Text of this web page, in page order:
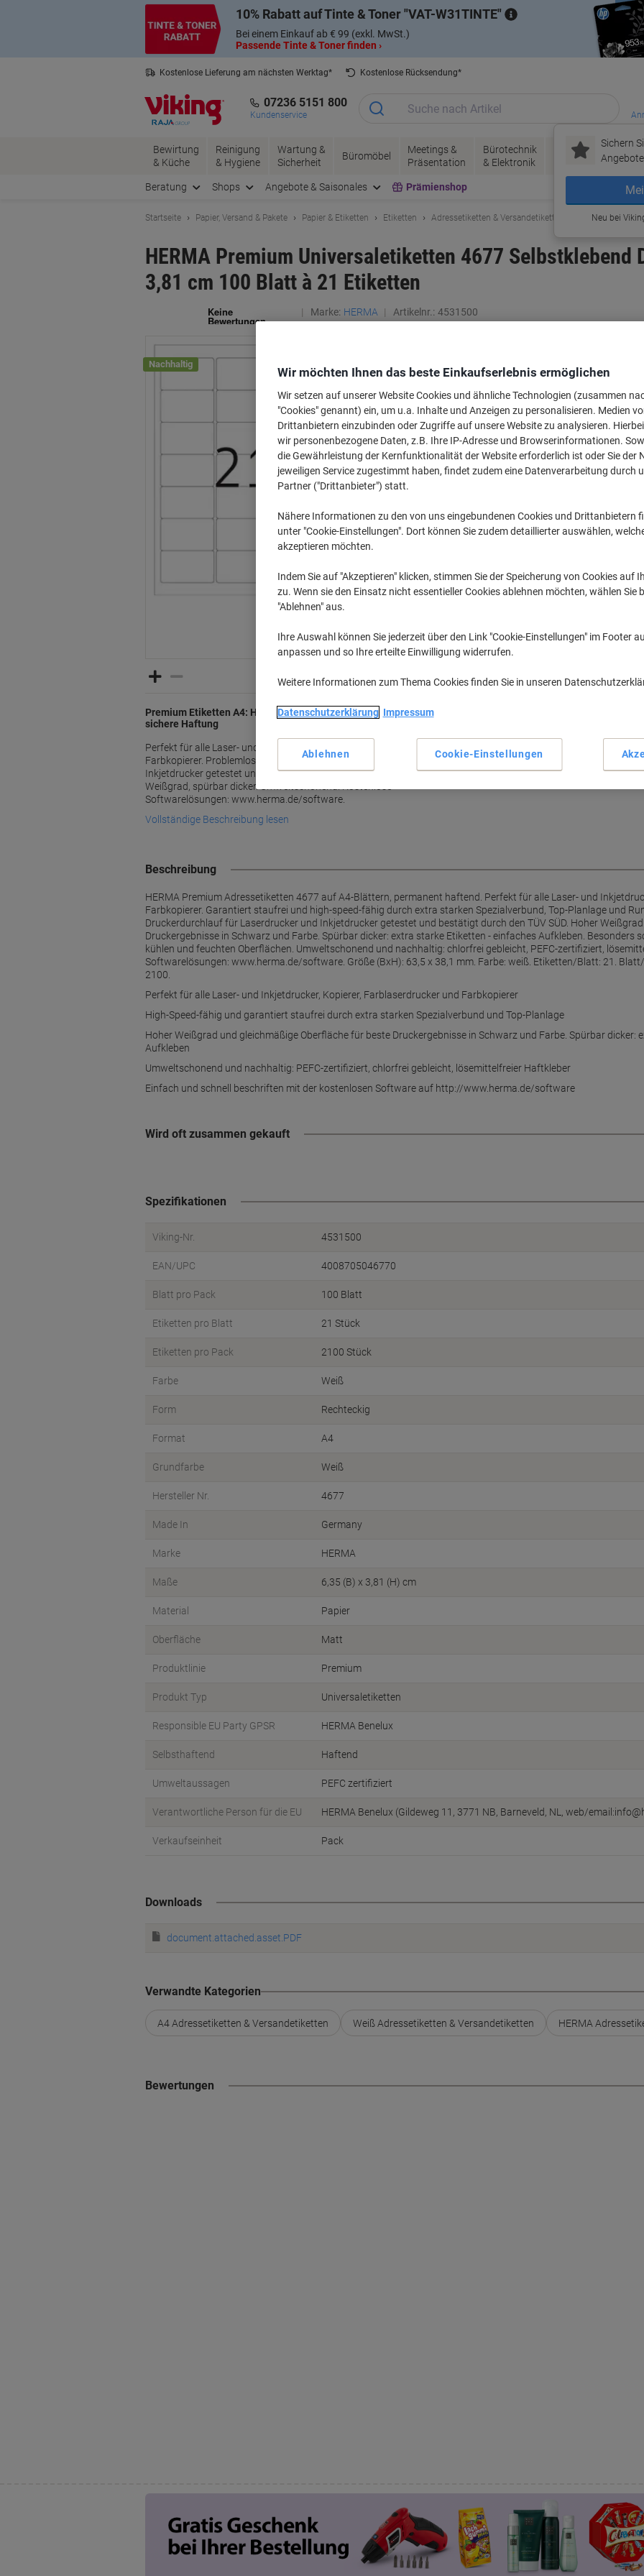
10% Rabatt auf Tinte & Toner VAT-W31TINTE
Bei einem Einkauf ab € 99 (exkl. MwSt.)
Passende Tinte & Toner finden ›
Kostenlose Lieferung am nächsten Werktag*
Kostenlose Rücksendung*
07236 5151 800
Kundenservice
Sichern
Neu bei
Bewirtung
& Küche
Reinigung
& Hygiene
Wartung &
Sicherheit
Büromöbel
Meetings &
Präsentation
Bürotechnik
& Elektronik
Tinte &
Toner
Papier,
& Pakete
Beratung Shops Angebote & Saisonales Prämienshop
Startseite Papier, Versand & Pakete Papier & Etiketten Etiketten Adressetiketten & Versandetiketten
HERMA Premium Universaletiketten 4677 Selbstklebend
3,81 cm 100 Blatt à 21 Etiketten
Marke: HERMA Artikelnr.: 4531500
Nachhaltig
Premium Etiketten A4: Höchste Sicherheit, beste Druckergebnisse,
sichere Haftung
Perfekt für alle Laser- und Inkjetdrucker, Kopierer, Farblaserdrucker und
Farbkopierer. Problemloser Druckerdurchlauf für Laserdrucker und
Inkjetdrucker getestet und bestätigt durch den TÜV SÜD. Hoher
Weißgrad, spürbar dicker. Umweltschonend. Kostenlose
Softwarelösungen: www.herma.de/software.
Vollständige Beschreibung lesen
€ 46,19 inkl. USt
Aktuell verfügbar Vor 17:00 Uhr
Versand durch Lieferanten
Menge
Lieferinformationen
Beschreibung
HERMA Premium Adressetiketten 4677 auf A4-Blättern, permanent haftend. Perfekt für alle Laser- und
Farbkopierer. Garantiert staufrei und high-speed-fähig durch extra starken Spezialverbund, Top-Planlage und
Druckerdurchlauf für Laserdrucker und Inkjetdrucker getestet und bestätigt durch den TÜV SÜD. Hoher
Druckergebnisse in Schwarz und Farbe. Spürbar dicker: extra starke Etiketten - einfaches Aufkleben. Besonders
kühlen und feuchten Oberflächen. Umweltschonend und nachhaltig: chlorfrei gebleicht, PEFC-zertifiziert,
Softwarelösungen: www.herma.de/software. Größe (BxH): 63,5 x 38,1 mm. Farbe: weiß. Etiketten/Blatt: 21.
2100.
Perfekt für alle Laser- und Inkjetdrucker, Kopierer, Farblaserdrucker und Farbkopierer
High-Speed-fähig und garantiert staufrei durch extra starken Spezialverbund und Top-Planlage
Hoher Weißgrad und gleichmäßige Oberfläche für beste Druckergebnisse in Schwarz und Farbe. Spürbar dicker:
Aufkleben
Umweltschonend und nachhaltig: PEFC-zertifiziert, chlorfrei gebleicht, lösemittelfreier Haftkleber
Einfach und schnell beschriften mit der kostenlosen Software auf http://www.herma.de/software
Wird oft zusammen gekauft
Spezifikationen
Viking-Nr. 4531500
EAN/UPC 4008705046770
Blatt pro Pack 100 Blatt
Etiketten pro Blatt 21 Stück
Etiketten pro Pack 2100 Stück
Farbe Weiß
Form Rechteckig
Format A4
Grundfarbe Weiß
Hersteller Nr. 4677
Made In Germany
Marke HERMA
Maße 6,35 (B) x 3,81 (H) cm
Material Papier
Oberfläche Matt
Produktlinie Premium
Produkt Typ Universaletiketten
Responsible EU Party GPSR HERMA Benelux
Selbsthaftend Haftend
Umweltaussagen PEFC zertifiziert
Verantwortliche Person für die EU HERMA Benelux (Gildeweg 11, 3771 NB, Barneveld, NL, web/
Verkaufseinheit Pack
Downloads
document.attached.asset.PDF
Verwandte Kategorien
A4 Adressetiketten & Versandetiketten Weiß Adressetiketten & Versandetiketten HERMA
Bewertungen
Wir möchten Ihnen das beste Einkaufserlebnis ermöglichen
Wir setzen auf unserer Website Cookies und ähnliche Technologien (zusammen
"Cookies" genannt) ein, um u.a. Inhalte und Anzeigen zu personalisieren. Medien
Drittanbietern einzubinden oder Zugriffe auf unsere Website zu analysieren.
wir personenbezogene Daten, z.B. Ihre IP-Adresse und Browserinformationen.
die Gewährleistung der Kernfunktionalität der Website erforderlich ist oder Sie der
jeweiligen Service zugestimmt haben, findet zudem eine Datenverarbeitung durch
Partner ("Drittanbieter") statt.
Nähere Informationen zu den von uns eingebundenen Cookies und Drittanbietern
unter "Cookie-Einstellungen". Dort können Sie zudem detaillierter auswählen,
akzeptieren möchten.
Indem Sie auf "Akzeptieren" klicken, stimmen Sie der Speicherung von Cookies auf
zu. Wenn sie den Einsatz nicht essentieller Cookies ablehnen möchten, wählen Sie
"Ablehnen" aus.
Ihre Auswahl können Sie jederzeit über den Link "Cookie-Einstellungen" im Footer
anpassen und so Ihre erteilte Einwilligung widerrufen.
Weitere Informationen zum Thema Cookies finden Sie in unseren
Datenschutzerklärung Impressum
Cookie-Einstellungen
Ablehnen